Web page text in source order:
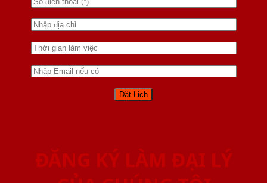
ĐĂNG KÝ LÀM ĐẠI LÝ